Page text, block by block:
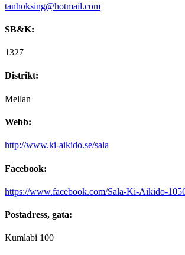
tanhoksing@hotmail.com
SB&K:
1327
Distrikt:
Mellan
Webb:
http://www.ki-aikido.se/sala
Facebook:
https://www.facebook.com/Sala-Ki-Aikido-
Postadress, gata:
Kumlabi 100